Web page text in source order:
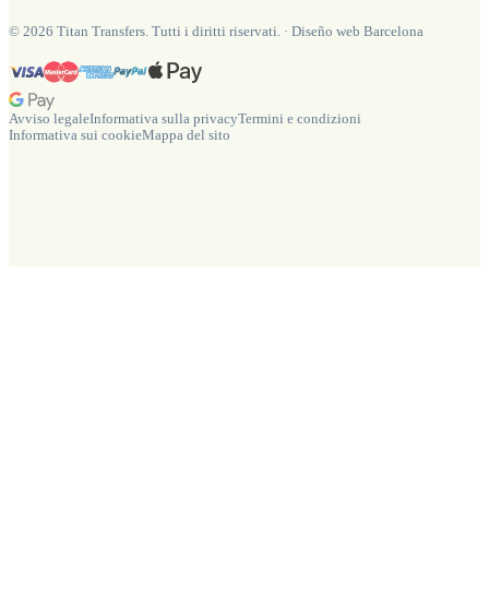
© 2026 Titan Transfers. Tutti i diritti riservati. · Diseño web Barcelona
Avviso legaleInformativa sulla privacyTermini e condizioni
Informativa sui cookieMappa del sito